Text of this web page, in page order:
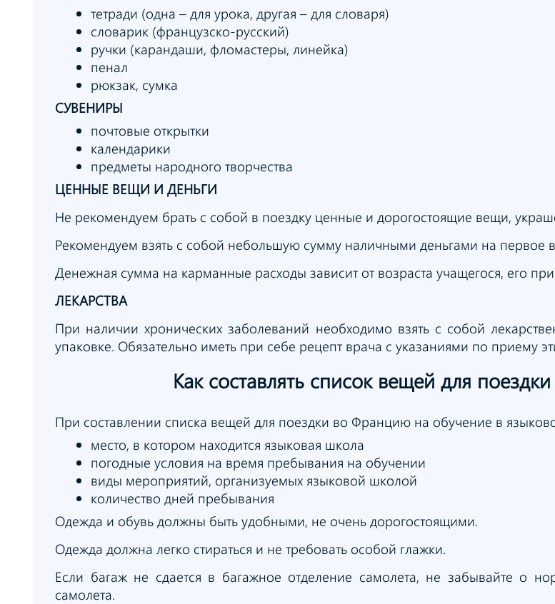
тетради (одна – для урока, другая – для словаря)
словарик (французско-русский)
ручки (карандаши, фломастеры, линейка)
пенал
рюкзак, сумка
СУВЕНИРЫ
почтовые открытки
календарики
предметы народного творчества
ЦЕННЫЕ ВЕЩИ И ДЕНЬГИ
Не рекомендуем брать с собой в поездку ценные и дорогостоящие вещи,
Рекомендуем взять с собой небольшую сумму наличными деньгами на первое
Денежная сумма на карманные расходы зависит от возраста учащегося, его
ЛЕКАРСТВА
При наличии хронических заболеваний необходимо взять с собой
упаковке. Обязательно иметь при себе рецепт врача с указаниями по приему
Как составлять список вещей для поездки
При составлении списка вещей для поездки во Францию на обучение в
место, в котором находится языковая школа
погодные условия на время пребывания на обучении
виды мероприятий, организуемых языковой школой
количество дней пребывания
Одежда и обувь должны быть удобными, не очень дорогостоящими.
Одежда должна легко стираться и не требовать особой глажки.
Если багаж не сдается в багажное отделение самолета, не забывайте о
самолета.